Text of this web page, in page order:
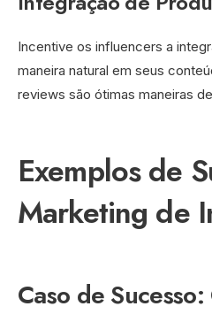
Incentive os influencers a
maneira natural em seus
reviews são ótimas maneiras
Exemplos de
Marketing de
Caso de